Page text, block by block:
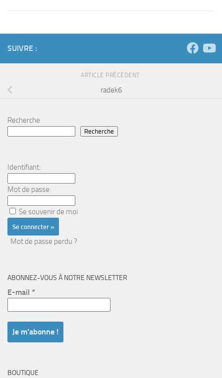
SUIVRE :
ARTICLE PRÉCÉDENT
radek6
Recherche
Recherche
Identifiant:
Mot de passe:
Se souvenir de moi
Mot de passe perdu ?
ABONNEZ-VOUS À NOTRE NEWSLETTER
E-mail *
BOUTIQUE